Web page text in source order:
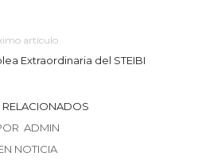
artículo
Extraordinaria del STEIBI
RELACIONADOS
ADMIN
NOTICIA